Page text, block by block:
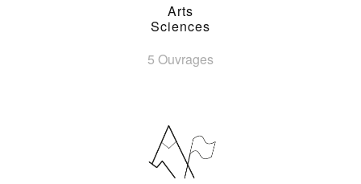
Arts
Sciences
5 Ouvrages